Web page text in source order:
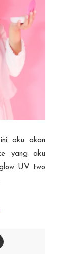
aku akan
yang aku
UV two